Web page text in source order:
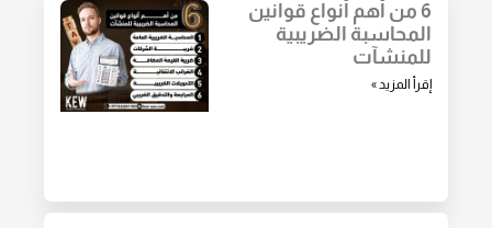
6 من أهم أنواع قوانين
المحاسبة الضريبية
للمنشآت
إقرأ المزيد »